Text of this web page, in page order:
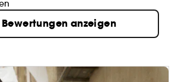
anzeigen